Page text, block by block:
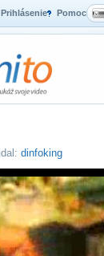
Prihlásenie Pomoc
dinfoking